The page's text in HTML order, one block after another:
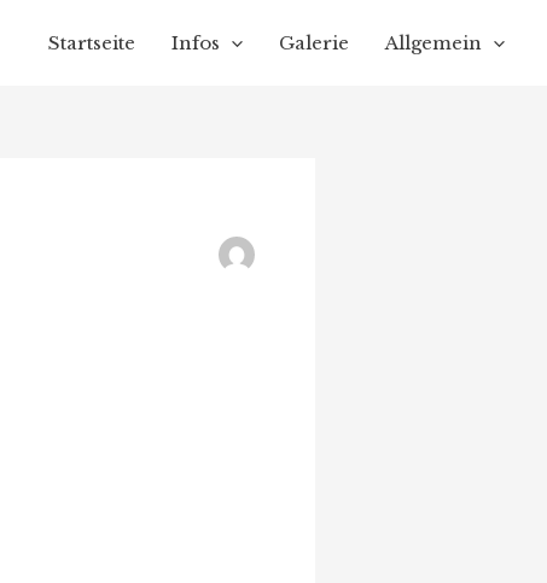
Startseite Infos Galerie Allgemein